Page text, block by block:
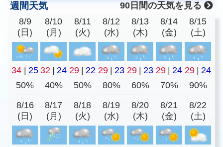
週間天気
90日間の天気を見る
8/9
(日)
8/10
(月)
8/11
(火)
8/12
(水)
8/13
(木)
8/14
(金)
8/15
(土)
34 | 25 32 | 24 29 | 22 29 | 23 29 | 23 29 | 24 29 | 24
50%
40% 50% 80% 60% 70% 90%
8/16
(日)
8/17
(月)
8/18
(火)
8/19
(水)
8/20
(木)
8/21
(金)
8/22
(土)